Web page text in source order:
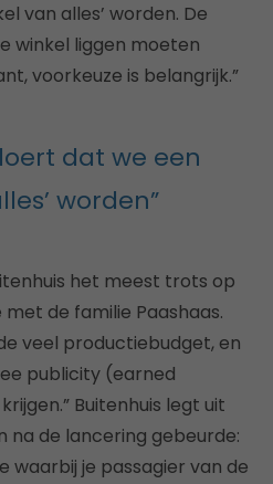
van alles’ worden. De
winkel liggen moeten
voorkeuze is belangrijk.”
dat we een
worden”
het meest trots op
de familie Paashaas.
veel productiebudget, en
publicity (earned
Buitenhuis legt uit
na de lancering gebeurde:
waarbij je passagier van de